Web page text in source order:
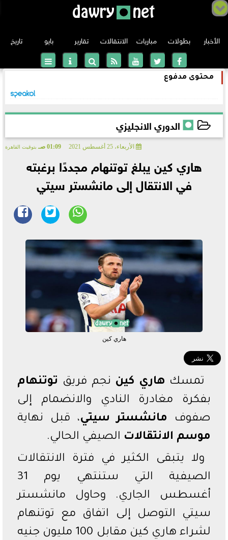
الأخبار بطولات
الدوري الإسباني
الدوري الإيطالي
الدوري الألماني
دوري أبطال أوروبا
الدوري الفرنسي
الدوري المصري
دوري أبطال أفريقيا
مباريات الانتقالات تقارير بايو تاريخ
محتوى مدفوع
الدوري الانجليزي
الأربعاء، 25 أغسطس 2021 01:09 صـ بتوقيت القاهرة
هاري كين يبلغ توتنهام مجددًا برغبته
في الانتقال إلى مانشستر سيتي
هاري كين
تمسك هاري كين نجم فريق توتنهام
بفكرة مغادرة النادي والانضمام إلى
صفوف مانشستر سيتي، قبل نهاية
موسم الانتقالات الصيفي الحالي.
ولا يتبقى الكثير في فترة الانتقالات
الصيفية التي ستنتهي يوم 31
أغسطس الجاري. وحاول مانشستر
سيتي التوصل إلى اتفاق مع توتنهام
لشراء هاري كين مقابل 100 مليون جنيه